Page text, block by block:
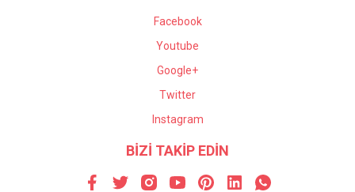
Facebook
Youtube
Google+
Twitter
Instagram
BİZİ TAKİP EDİN